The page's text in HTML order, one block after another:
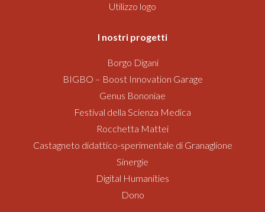
Utilizzo logo
I nostri progetti
Borgo Digani
BIGBO – Boost Innovation Garage
Genus Bononiae
Festival della Scienza Medica
Rocchetta Mattei
Castagneto didattico-sperimentale di Granaglione
Sinergie
Digital Humanities
Dono